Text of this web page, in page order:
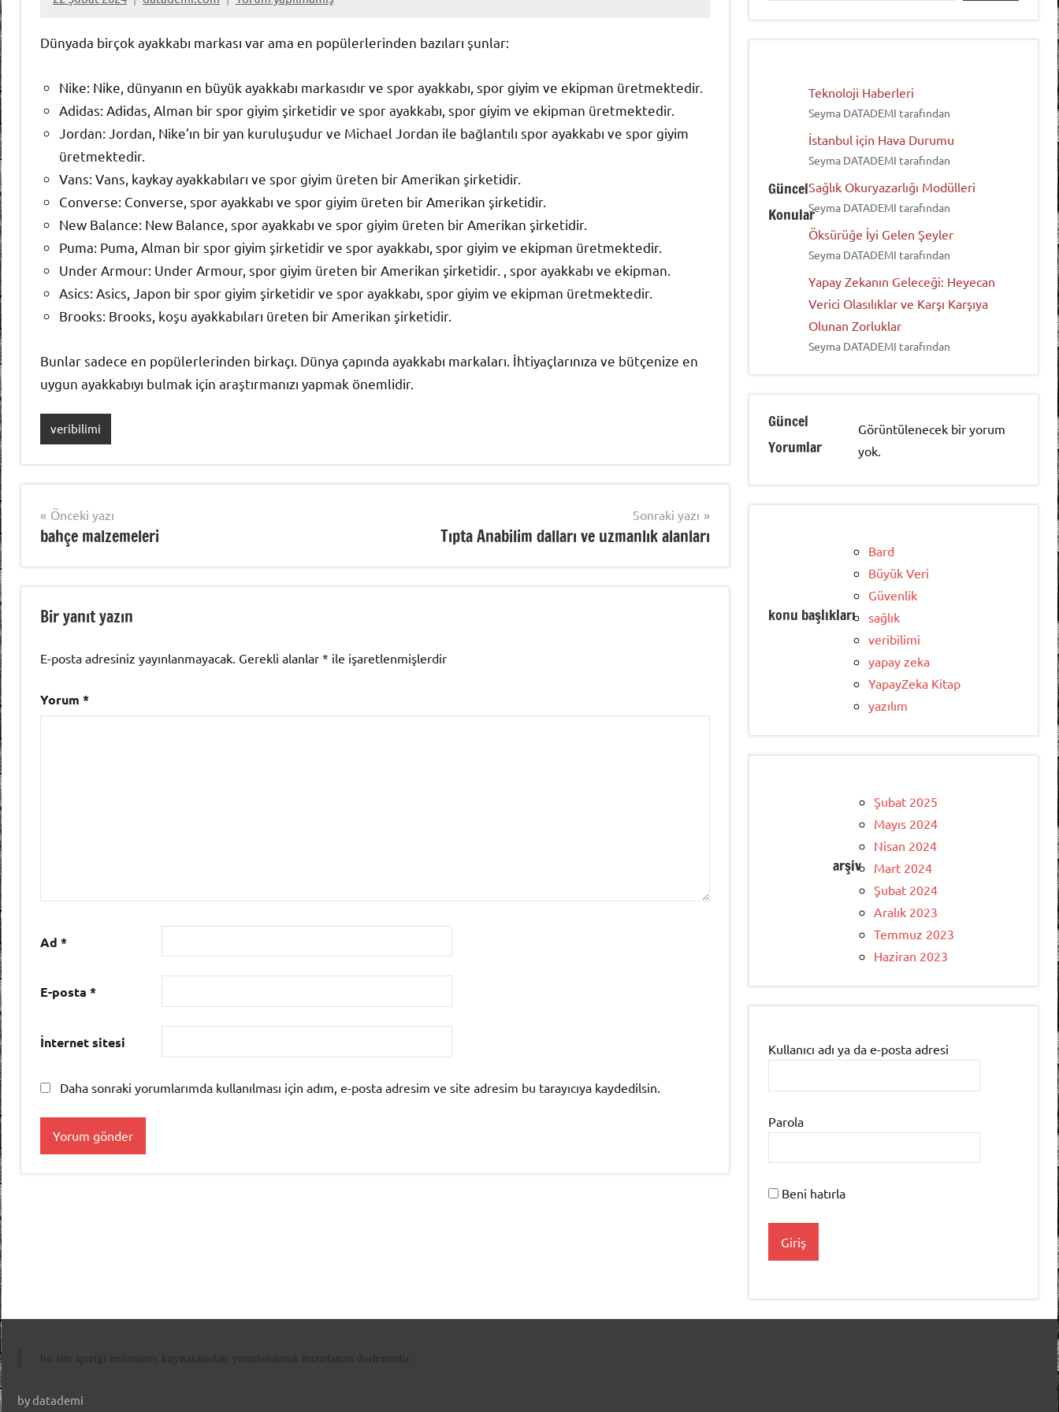
Dünyada birçok ayakkabı markası var ama en popülerlerinden bazıları şunlar:
Nike: Nike, dünyanın en büyük ayakkabı markasıdır ve spor ayakkabı, spor giyim ve ekipman üretmektedir.
Adidas: Adidas, Alman bir spor giyim şirketidir ve spor ayakkabı, spor giyim ve ekipman üretmektedir.
Jordan: Jordan, Nike’ın bir yan kuruluşudur ve Michael Jordan ile bağlantılı spor ayakkabı ve spor giyim
üretmektedir.
Vans: Vans, kaykay ayakkabıları ve spor giyim üreten bir Amerikan şirketidir.
Converse: Converse, spor ayakkabı ve spor giyim üreten bir Amerikan şirketidir.
New Balance: New Balance, spor ayakkabı ve spor giyim üreten bir Amerikan şirketidir.
Puma: Puma, Alman bir spor giyim şirketidir ve spor ayakkabı, spor giyim ve ekipman üretmektedir.
Under Armour: Under Armour, spor giyim üreten bir Amerikan şirketidir. , spor ayakkabı ve ekipman.
Asics: Asics, Japon bir spor giyim şirketidir ve spor ayakkabı, spor giyim ve ekipman üretmektedir.
Brooks: Brooks, koşu ayakkabıları üreten bir Amerikan şirketidir.
Bunlar sadece en popülerlerinden birkaçı. Dünya çapında ayakkabı markaları. İhtiyaçlarınıza ve bütçenize en
uygun ayakkabıyı bulmak için araştırmanızı yapmak önemlidir.
veribilimi
Yazı
gezinmesi
Önceki yazı
bahçe malzemeleri
Sonraki yazı
Tıpta Anabilim dalları ve uzmanlık alanları
Bir yanıt yazın
E-posta adresiniz yayınlanmayacak. Gerekli alanlar * ile işaretlenmişlerdir
Yorum *
Ad *
E-posta *
İnternet sitesi
Daha sonraki yorumlarımda kullanılması için adım, e-posta adresim ve site adresim bu tarayıcıya kaydedilsin.
Güncel
Konular
Teknoloji Haberleri
Seyma DATADEMI tarafından
İstanbul için Hava Durumu
Seyma DATADEMI tarafından
Sağlık Okuryazarlığı Modülleri
Seyma DATADEMI tarafından
Öksürüğe İyi Gelen Şeyler
Seyma DATADEMI tarafından
Yapay Zekanın Geleceği: Heyecan
Verici Olasılıklar ve Karşı Karşıya
Olunan Zorluklar
Seyma DATADEMI tarafından
Güncel
Yorumlar
Görüntülenecek bir yorum
yok.
konu başlıkları
Bard
Büyük Veri
Güvenlik
sağlık
veribilimi
yapay zeka
YapayZeka Kitap
yazılım
arşiv
Şubat 2025
Mayıs 2024
Nisan 2024
Mart 2024
Şubat 2024
Aralık 2023
Temmuz 2023
Haziran 2023
Kullanıcı adı ya da e-posta adresi
Parola
Beni hatırla
bu site içeriği belirtilmiş kaynaklardan yararlanılarak hazırlanan derlemedir.
by datademi